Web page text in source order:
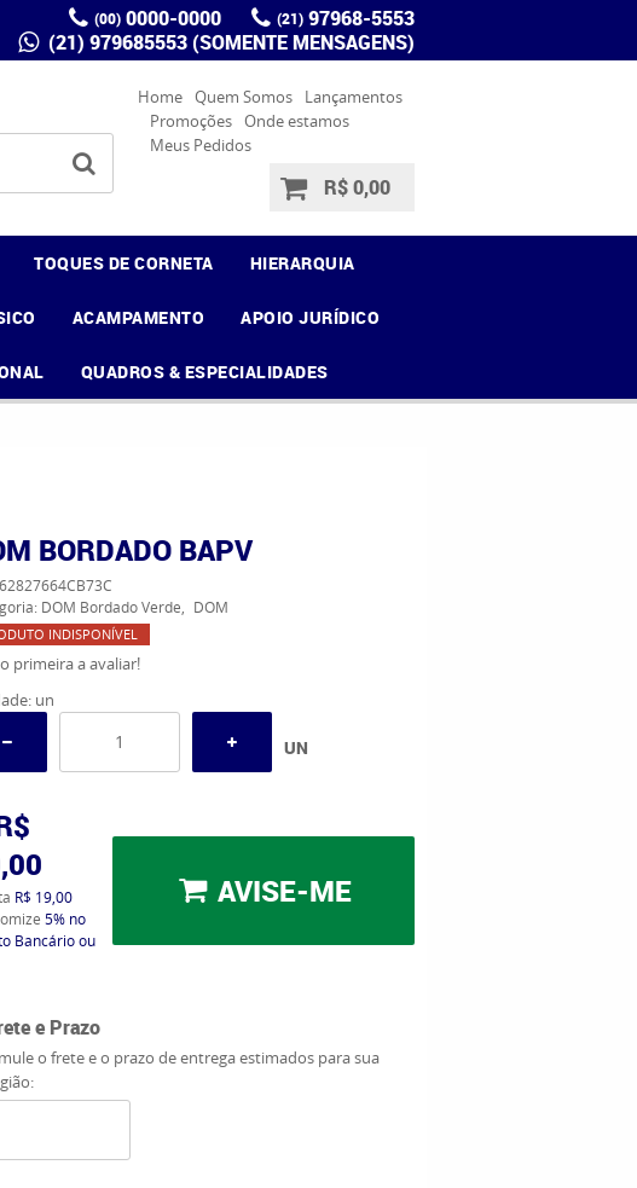
(00) 0000-0000 (21) 97968-5553
(21) 979685553 (SOMENTE MENSAGENS)
Home Quem Somos
Lançamentos
Promoções Onde estamos
Meus Pedidos
R$ 0,00
TOQUES DE CORNETA HIERARQUIA
ACAMPAMENTO APOIO JURÍDICO
QUADROS & ESPECIALIDADES
BORDADO BAPV
62827664CB73C
DOM Bordado Verde DOM
INDISPONÍVEL
primeira a avaliar!
un
UN
R$ 19,00
5% no
Bancário ou
AVISE-ME
e Prazo
o frete e o prazo de entrega estimados para sua